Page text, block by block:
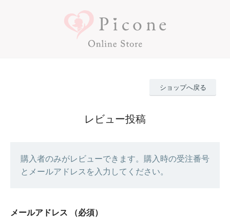
ショップへ戻る
レビュー投稿
購入者のみがレビューできます。購入時の受注番号
とメールアドレスを入力してください。
メールアドレス （必須）